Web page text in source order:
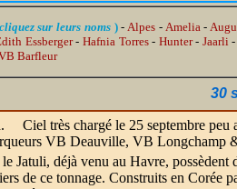
sur leurs noms )-Alpes - Amelia-
Essberger-Hafnia Torres- Hunter- Jaarli
Barfleur
30
Ciel très chargé le 25 septembre peu
VB Deauville, VB
Jatuli, déjà venu au Havre, possèdent
de ce tonnage. Construits en Corée